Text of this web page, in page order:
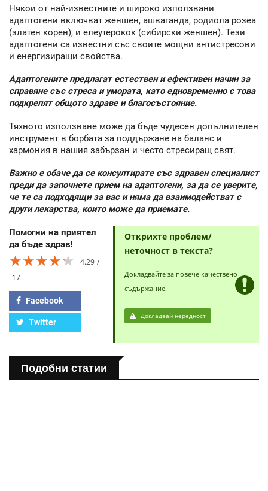
Някои от най-известните и широко използвани
адаптогени включват женшен, ашваганда, родиола розеа
(златен корен), и елеутерокок (сибирски женшен). Тези
адаптогени са известни със своите мощни антистресови
и енергизиращи свойства.
Адаптогените предлагат естествен и ефективен начин за
справяне със стреса и умората, като едновременно с това
подкрепят общото здраве и благосъстояние.
Тяхното използване може да бъде чудесен допълнителен
инструмент в борбата за поддържане на баланс и
хармония в нашия забързан и често стресиращ свят.
Важно е обаче да се консултирате със здравен специалист
преди да започнете прием на адаптогени, за да се уверите,
че те са подходящи за вас и няма да взаимодействат с
други лекарства, които може да приемате.
Помогни на приятел
да бъде здрав!
★★★★★
★★★★★
★★★★★
4.29
17
Facebook
Twitter
Открихте проблем/
неточност в текста?
Докладвайте за повече качествено
съдържание!
Докладвай нередност
Подобни статии